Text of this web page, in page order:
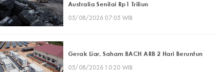
Australia Senilai Rp1 Triliun
05/08/2026 07:05 WIB
Gerak Liar, Saham BACH ARB 2 Hari Beruntun
05/08/2026 10:20 WIB